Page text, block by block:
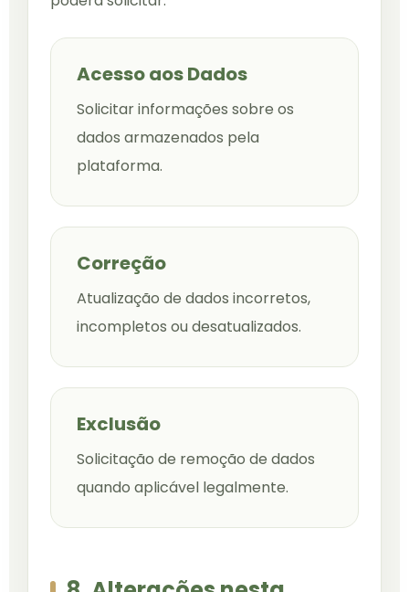
Acesso aos Dados
Solicitar informações sobre os
dados armazenados pela
plataforma.
Correção
Atualização de dados incorretos,
incompletos ou desatualizados.
Exclusão
Solicitação de remoção de dados
quando aplicável legalmente.